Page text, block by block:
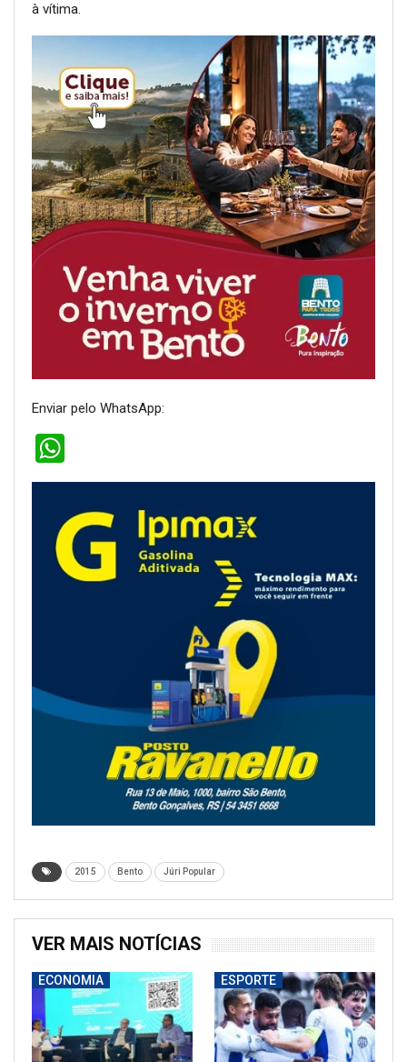
à vítima.
Enviar pelo WhatsApp:
2015 Bento Júri Popular
VER MAIS NOTÍCIAS
ECONOMIA ESPORTE